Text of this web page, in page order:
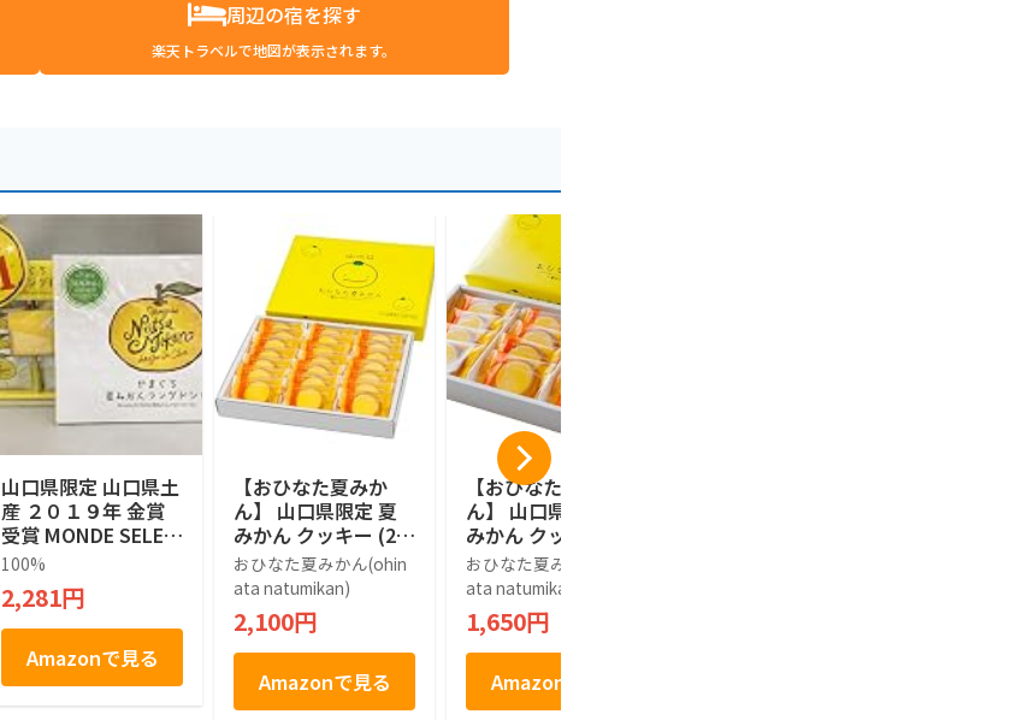
周辺の宿を探す
楽天トラベルで地図が表示されます。
山口県限定 山口県土
産 ２０１９年 金賞
受賞 MONDE SELEC
TION GOLD AWARD
山口県産 夏みかん 1
00％使用 Kotobukid
o YAMAGUCHI Nats
u Mikan Langue De
Chat やまぐち 夏み
かんラングドシャ チ
100%
2,281円
Amazonで見る
【おひなた夏みか
ん】 山口県限定 夏
みかん クッキー (21
個入り) 山口県 萩の
夏みかん タルトクッ
キー ギフト 個包装
お菓子 お土産 手土
産 贈り物 お歳暮 お
中元
おひなた夏みかん(ohin
ata natumikan)
2,100円
Amazonで見る
【おひなた夏みか
ん】 山口県限定 夏
みかん クッキー (12
個入り) 山口県 萩の
夏みかん タルトクッ
キー ギフト 個包装
お菓子 お土産 手土
産 贈り物 お歳暮 お
中元
おひなた夏みかん(ohin
ata natumikan)
1,650円
Amazonで見る